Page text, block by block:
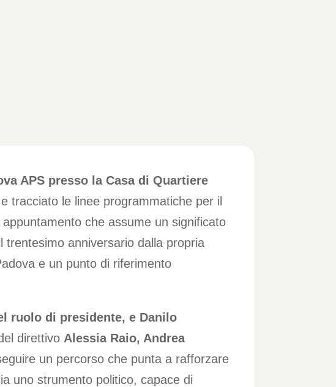
APS presso la Casa di Quartiere
tracciato le linee programmatiche per il
che assume un significato
trentesimo anniversario dalla propria
e un punto di riferimento
ruolo di presidente, e Danilo
direttivo Alessia Raio, Andrea
un percorso che punta a rafforzare
uno strumento politico, capace di